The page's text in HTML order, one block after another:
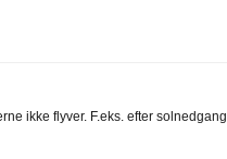
ikke flyver. F.eks. efter solnedgang